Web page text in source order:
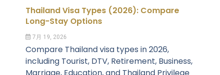
Thailand Visa Types (2026): Compare
Long-Stay Options
7月 19, 2026
Compare Thailand visa types in 2026,
including Tourist, DTV, Retirement, Business,